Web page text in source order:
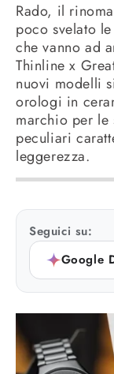
Rado, il
poco svelato
che vanno ad
Thinline x
nuovi modelli
orologi in
marchio per le
peculiari
leggerezza.
Seguici su:
Google